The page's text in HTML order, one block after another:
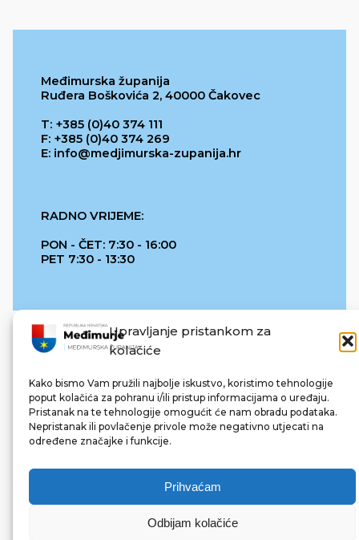
Upravljanje pristankom za
kolačiće
Kako bismo Vam pružili najbolje iskustvo, koristimo tehnologije
poput kolačića za pohranu i/ili pristup informacijama o uređaju.
Pristanak na te tehnologije omogućit će nam obradu podataka.
Nepristanak ili povlačenje privole može negativno utjecati na
određene značajke i funkcije.
Prihvaćam
Odbijam kolačiće
Međimurska županija
Ruđera Boškovića 2, 40000 Čakovec
T: +385 (0)40 374 111
F: +385 (0)40 374 269
E: info@medjimurska-zupanija.hr
RADNO VRIJEME:
PON - ČET: 7:30 - 16:00
PET 7:30 - 13:30
REPUBLIKA HRVATSKA
© 2022 Međimurska županija. Sva prava pridržana.